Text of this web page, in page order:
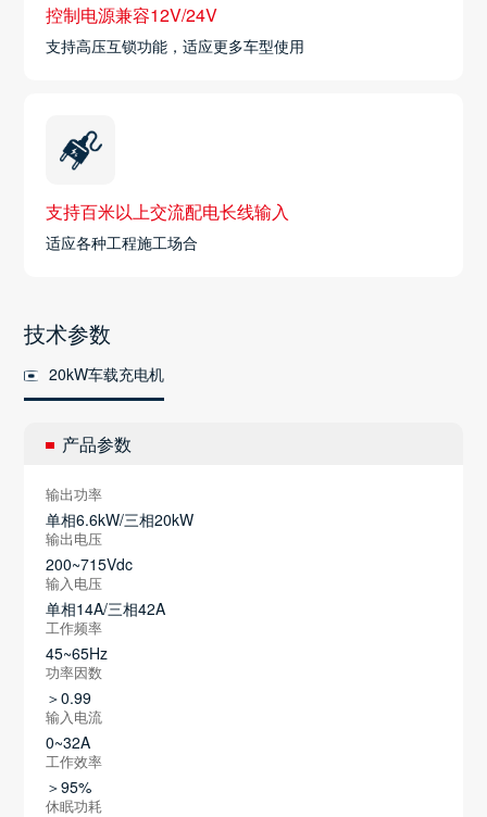
控制电源兼容12V/24V
支持高压互锁功能，适应更多车型使用
支持百米以上交流配电长线输入
适应各种工程施工场合
技术参数
20kW车载充电机
产品参数
输出功率
单相6.6kW/三相20kW
输出电压
200~715Vdc
输入电压
单相14A/三相42A
工作频率
45~65Hz
功率因数
＞0.99
输入电流
0~32A
工作效率
＞95%
休眠功耗